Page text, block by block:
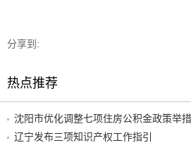
分享到:
热点推荐
沈阳市优化调整七项住房公积金政策举措
辽宁发布三项知识产权工作指引